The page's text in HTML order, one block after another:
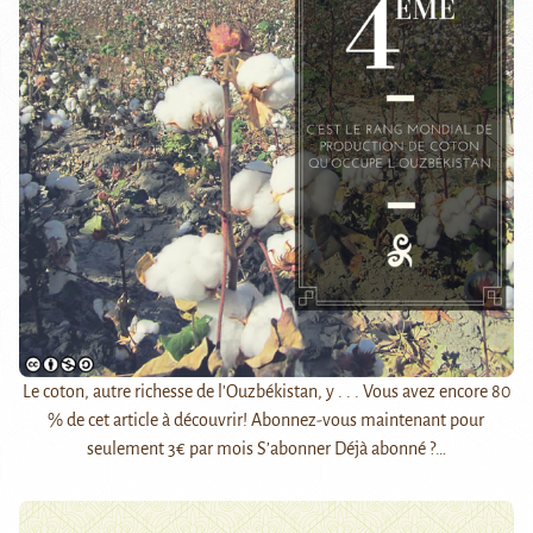
Le coton, autre richesse de l'Ouzbékistan, y . . . Vous avez encore 80
% de cet article à découvrir! Abonnez-vous maintenant pour
seulement 3€ par mois S’abonner Déjà abonné ?…